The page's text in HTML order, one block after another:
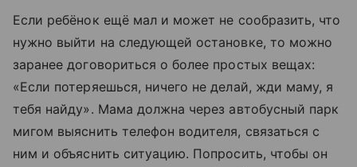
Если ребёнок ещё мал и может не сообразить, что
нужно выйти на следующей остановке, то можно
заранее договориться о более простых вещах:
«Если потеряешься, ничего не делай, жди маму, я
тебя найду». Мама должна через автобусный парк
мигом выяснить телефон водителя, связаться с
ним и объяснить ситуацию. Попросить, чтобы он